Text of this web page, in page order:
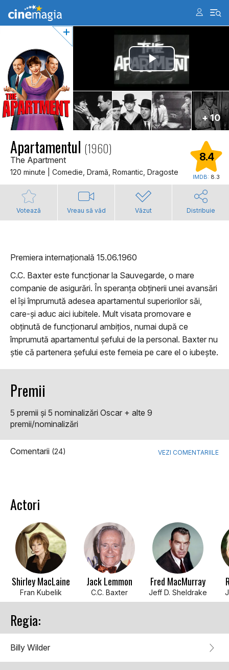
+ 10
Apartamentul (1960)
The Apartment
120 minute | Comedie, Dramă, Romantic, Dragoste
8.4
IMDB: 8.3
Votează Vreau să văd Văzut Distribuie
Premiera internațională 15.06.1960
C.C. Baxter este funcționar la Sauvegarde, o mare
companie de asigurări. În speranța obținerii unei avansări
el își împrumută adesea apartamentul superiorilor săi,
care-și aduc aici iubitele. Mult visata promovare e
obținută de funcționarul ambițios, numai după ce
împrumută apartamentul șefului de la personal. Baxter nu
știe că partenera șefului este femeia pe care el o iubește.
Premii
5 premii şi 5 nominalizări Oscar + alte 9
premii/nominalizări
Comentarii (24) VEZI COMENTARIILE
Actori
Shirley MacLaine
Fran Kubelik
Jack Lemmon
C.C. Baxter
Fred MacMurray
Jeff D. Sheldrake
Regia:
Billy Wilder